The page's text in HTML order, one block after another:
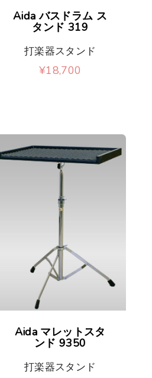
Aida バスドラム ス
タンド 319
打楽器スタンド
¥18,700
Aida マレットスタ
ンド 9350
打楽器スタンド